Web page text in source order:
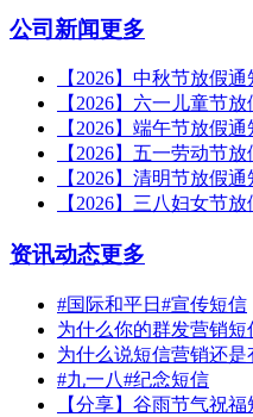
公司新闻更多
【2026】中秋节放假通
【2026】六一儿童节
【2026】端午节放假通
【2026】五一劳动节
【2026】清明节放假通
【2026】三八妇女节
资讯动态更多
#国际和平日#宣传短信
为什么你的群发营销短
为什么说短信营销还是
#九一八#纪念短信
【分享】谷雨节气祝福